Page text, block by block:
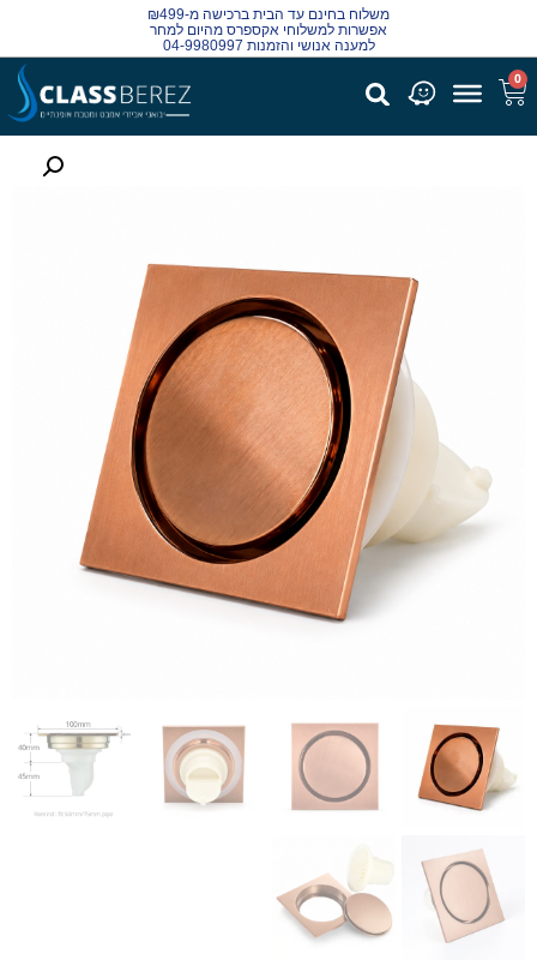
משלוח בחינם עד הבית ברכישה מ-₪499
אפשרות למשלוחי אקספרס מהיום למחר
למענה אנושי והזמנות 04-9980997
0